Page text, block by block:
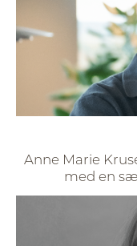
Anne Marie
med en